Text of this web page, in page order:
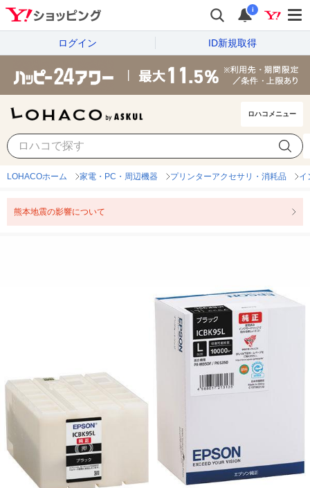
i
ログイン ID新規取得
ロハコメニュー
LOHACOホーム 家電・PC・周辺機器 プリンターアクセサリ・消耗品 イ
熊本地震の影響について